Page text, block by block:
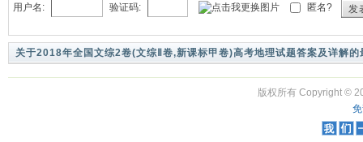
用户名: 验证码: 匿名? 发
关于2018年全国文综2卷(文综Ⅱ卷,新课标甲卷)高考地理试题答案及详解的
版权所有 Copyright ©